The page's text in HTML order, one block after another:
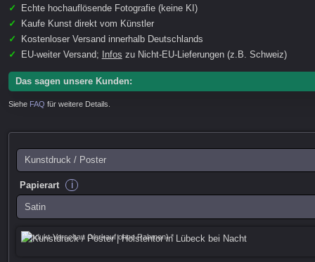
✓
Echte hochauflösende Fotografie (keine KI)
✓
Kaufe Kunst direkt vom Künstler
✓
Kostenloser Versand innerhalb Deutschlands
✓
EU-weiter Versand; Infos zu Nicht-EU-Lieferungen (z.B. Schweiz)
Das sagen unsere Kunden:
Siehe FAQ für weitere Details.
Papierart i
Produkt-Vorschau (Verkauf ohne Rahmen) *